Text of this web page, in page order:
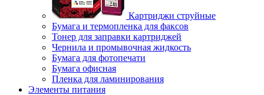
Картриджи струйные
Бумага и термопленка для факсов
Тонер для заправки картриджей
Чернила и промывочная жидкость
Бумага для фотопечати
Бумага офисная
Пленка для ламинирования
Элементы питания